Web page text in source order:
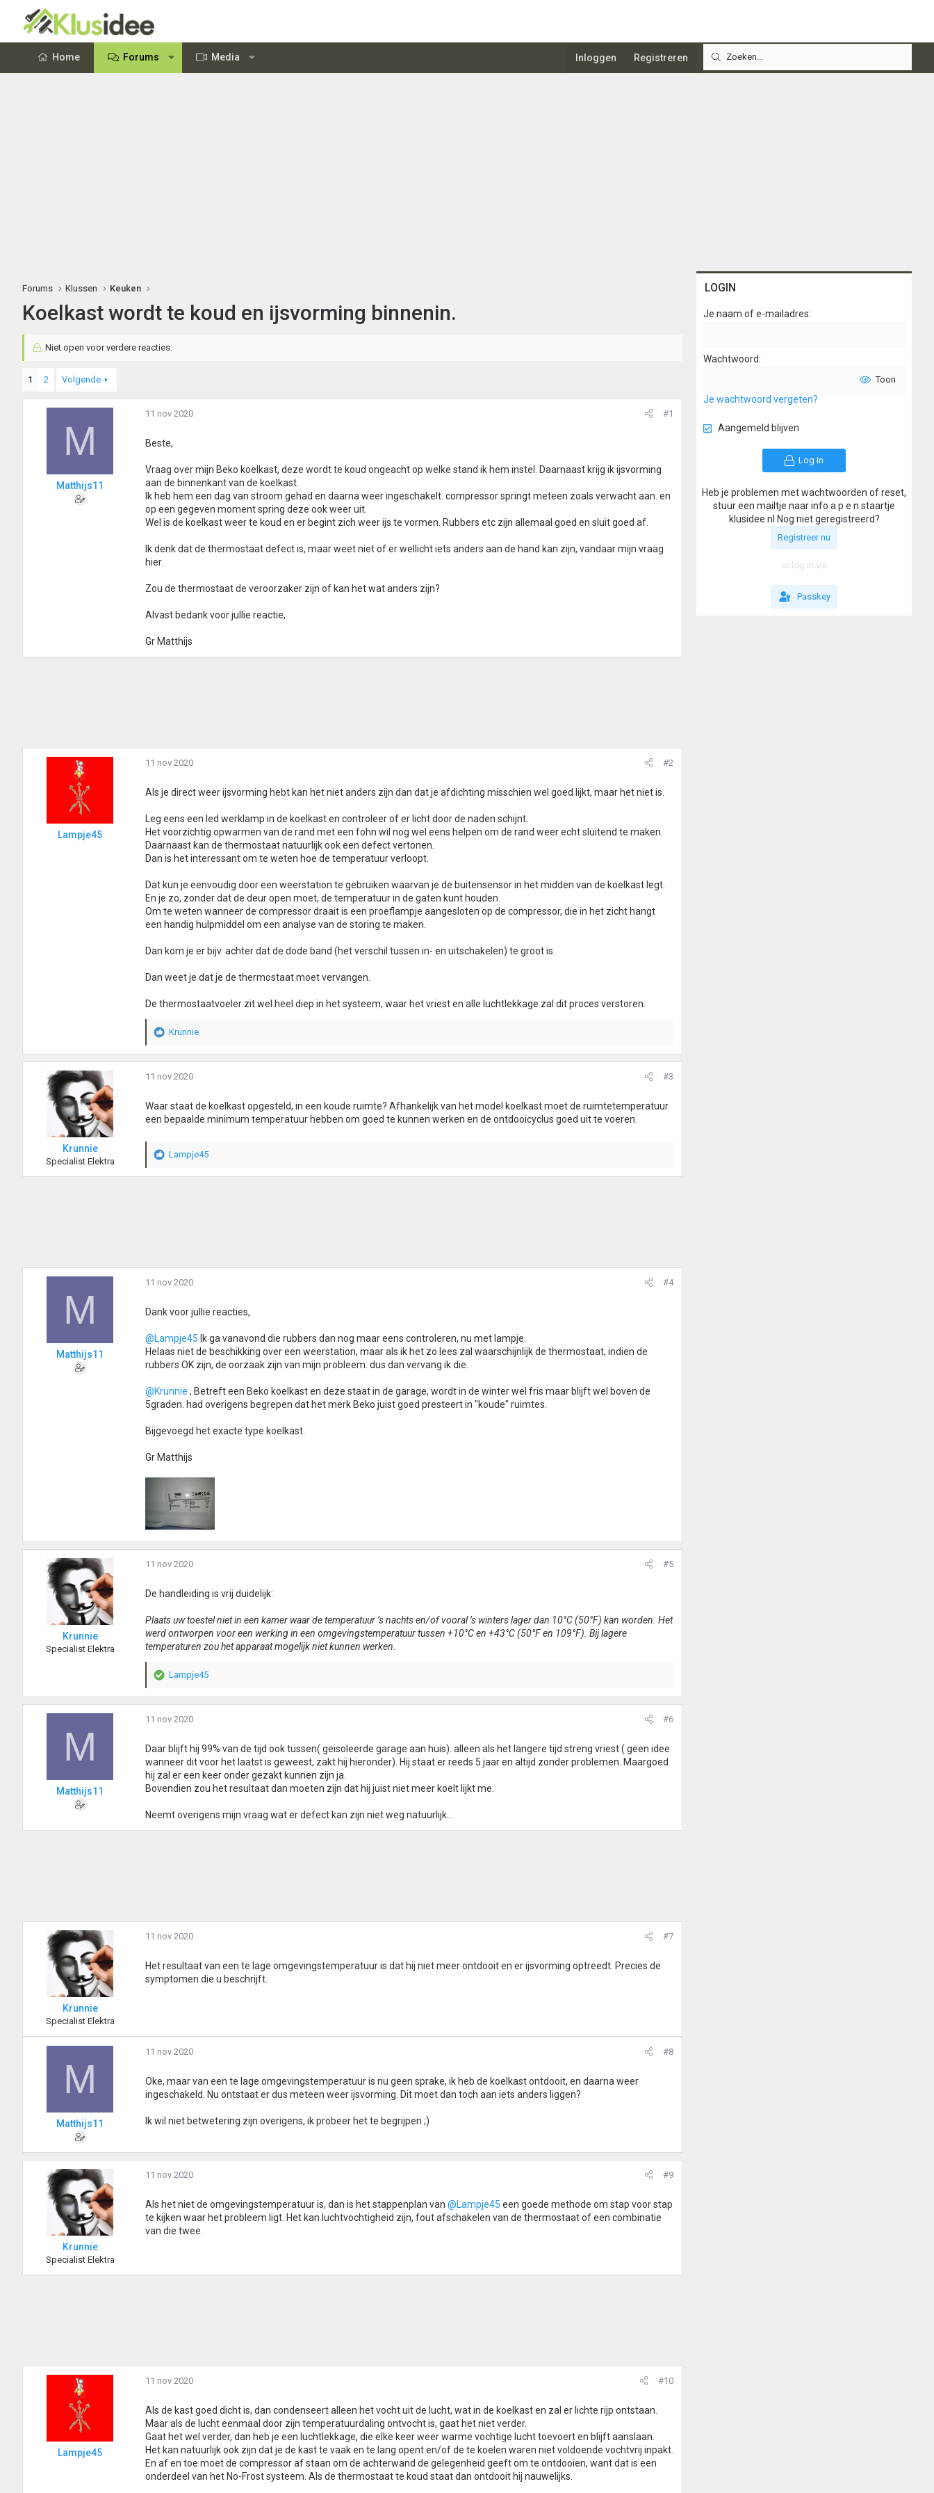
Home Forums Media Inloggen Registreren
Forums Klussen Keuken
Koelkast wordt te koud en ijsvorming binnenin.
Niet open voor verdere reacties.
1 2 Volgende
M
Matthijs11
11 nov 2020 #1
Beste,
Vraag over mijn Beko koelkast, deze wordt te koud ongeacht op welke stand ik hem instel. Daarnaast krijg ik ijsvorming
aan de binnenkant van de koelkast.
Ik heb hem een dag van stroom gehad en daarna weer ingeschakelt. compressor springt meteen zoals verwacht aan. en
op een gegeven moment spring deze ook weer uit.
Wel is de koelkast weer te koud en er begint zich weer ijs te vormen. Rubbers etc zijn allemaal goed en sluit goed af.
Ik denk dat de thermostaat defect is, maar weet niet of er wellicht iets anders aan de hand kan zijn, vandaar mijn vraag
hier.
Zou de thermostaat de veroorzaker zijn of kan het wat anders zijn?
Alvast bedank voor jullie reactie,
Gr Matthijs
Lampje45
11 nov 2020 #2
Als je direct weer ijsvorming hebt kan het niet anders zijn dan dat je afdichting misschien wel goed lijkt, maar het niet is.
Leg eens een led werklamp in de koelkast en controleer of er licht door de naden schijnt.
Het voorzichtig opwarmen van de rand met een fohn wil nog wel eens helpen om de rand weer echt sluitend te maken.
Daarnaast kan de thermostaat natuurlijk ook een defect vertonen.
Dan is het interessant om te weten hoe de temperatuur verloopt.
Dat kun je eenvoudig door een weerstation te gebruiken waarvan je de buitensensor in het midden van de koelkast legt.
En je zo, zonder dat de deur open moet, de temperatuur in de gaten kunt houden.
Om te weten wanneer de compressor draait is een proeflampje aangesloten op de compressor, die in het zicht hangt
een handig hulpmiddel om een analyse van de storing te maken.
Dan kom je er bijv. achter dat de dode band (het verschil tussen in- en uitschakelen) te groot is.
Dan weet je dat je de thermostaat moet vervangen.
De thermostaatvoeler zit wel heel diep in het systeem, waar het vriest en alle luchtlekkage zal dit proces verstoren.
W
a
r
e
r
i
g
e
n
Krunnie
Krunnie
Specialist Elektra
11 nov 2020 #3
Waar staat de koelkast opgesteld, in een koude ruimte? Afhankelijk van het model koelkast moet de ruimtetemperatuur
een bepaalde minimum temperatuur hebben om goed te kunnen werken en de ontdooicyclus goed uit te voeren.
W
e
:
Lampje45
M
Matthijs11
11 nov 2020 #4
Dank voor jullie reacties,
@Lampje45 Ik ga vanavond die rubbers dan nog maar eens controleren, nu met lampje.
Helaas niet de beschikking over een weerstation, maar als ik het zo lees zal waarschijnlijk de thermostaat, indien de
rubbers OK zijn, de oorzaak zijn van mijn probleem. dus dan vervang ik die.
@Krunnie , Betreft een Beko koelkast en deze staat in de garage, wordt in de winter wel fris maar blijft wel boven de
5graden. had overigens begrepen dat het merk Beko juist goed presteert in "koude" ruimtes.
Bijgevoegd het exacte type koelkast.
Gr Matthijs
Krunnie
Specialist Elektra
11 nov 2020 #5
De handleiding is vrij duidelijk:
Plaats uw toestel niet in een kamer waar de temperatuur ’s nachts en/of vooral ’s winters lager dan 10°C (50°F) kan worden. Het
werd ontworpen voor een werking in een omgevingstemperatuur tussen +10°C en +43°C (50°F en 109°F). Bij lagere
temperaturen zou het apparaat mogelijk niet kunnen werken.
W
a
r
r
i
n
g
n
:
Lampje45
M
Matthijs11
11 nov 2020 #6
Daar blijft hij 99% van de tijd ook tussen( geisoleerde garage aan huis). alleen als het langere tijd streng vriest ( geen idee
wanneer dit voor het laatst is geweest, zakt hij hieronder). Hij staat er reeds 5 jaar en altijd zonder problemen. Maargoed
hij zal er een keer onder gezakt kunnen zijn ja.
Bovendien zou het resultaat dan moeten zijn dat hij juist niet meer koelt lijkt me.
Neemt overigens mijn vraag wat er defect kan zijn niet weg natuurlijk...
Krunnie
Specialist Elektra
11 nov 2020 #7
Het resultaat van een te lage omgevingstemperatuur is dat hij niet meer ontdooit en er ijsvorming optreedt. Precies de
symptomen die u beschrijft.
M
Matthijs11
11 nov 2020 #8
Oke, maar van een te lage omgevingstemperatuur is nu geen sprake, ik heb de koelkast ontdooit, en daarna weer
ingeschakeld. Nu ontstaat er dus meteen weer ijsvorming. Dit moet dan toch aan iets anders liggen?
Ik wil niet betwetering zijn overigens, ik probeer het te begrijpen ;)
Krunnie
Specialist Elektra
11 nov 2020 #9
Als het niet de omgevingstemperatuur is, dan is het stappenplan van @Lampje45 een goede methode om stap voor stap
te kijken waar het probleem ligt. Het kan luchtvochtigheid zijn, fout afschakelen van de thermostaat of een combinatie
van die twee.
Lampje45
11 nov 2020 #10
Als de kast goed dicht is, dan condenseert alleen het vocht uit de lucht, wat in de koelkast en zal er lichte rijp ontstaan.
Maar als de lucht eenmaal door zijn temperatuurdaling ontvocht is, gaat het niet verder.
Gaat het wel verder, dan heb je een luchtlekkage, die elke keer weer warme vochtige lucht toevoert en blijft aanslaan.
Het kan natuurlijk ook zijn dat je de kast te vaak en te lang opent en/of de te koelen waren niet voldoende vochtvrij inpakt.
En af en toe moet de compressor af staan om de achterwand de gelegenheid geeft om te ontdooien, want dat is een
onderdeel van het No-Frost systeem. Als de thermostaat te koud staat dan ontdooit hij nauwelijks.
LOGIN
Je naam of e-mailadres
Wachtwoord
Toon
Je wachtwoord vergeten?
Aangemeld blijven
Log in
Heb je problemen met wachtwoorden of reset,
stuur een mailtje naar info a p e n staartje
klusidee nl Nog niet geregistreerd?
Registreer nu
or log in via
Passkey